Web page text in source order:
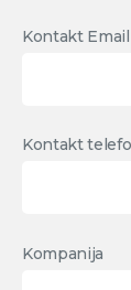
Kontakt Email
Kontakt
Kompanija